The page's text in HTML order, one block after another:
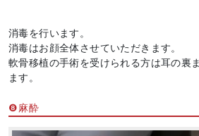
消毒を行います。
消毒はお顔全体させていただきます。
軟骨移植の手術を受けられる方は耳の裏
ます。
❽麻酔